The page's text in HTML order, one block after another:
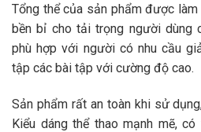
Tổng thể của sản phẩm được
bền bỉ cho tải trọng người dùng
phù hợp với người có nhu cầu
tập các bài tập với cường độ cao.
Sản phẩm rất an toàn khi sử
Kiểu dáng thể thao mạnh mẽ,